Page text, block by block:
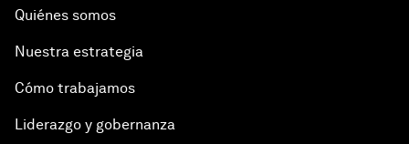
Quiénes somos
Nuestra estrategia
Cómo trabajamos
Liderazgo y gobernanza